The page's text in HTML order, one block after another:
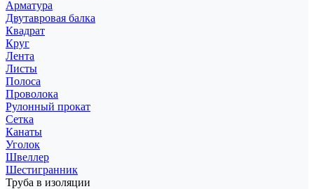
Арматура
Двутавровая балка
Квадрат
Круг
Лента
Листы
Полоса
Проволока
Рулонный прокат
Сетка
Канаты
Уголок
Швеллер
Шестигранник
Труба в изоляции